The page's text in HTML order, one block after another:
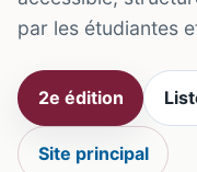
par les étudiantes
2e édition
Site principal